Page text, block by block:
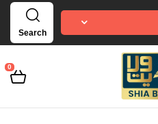
Search
0